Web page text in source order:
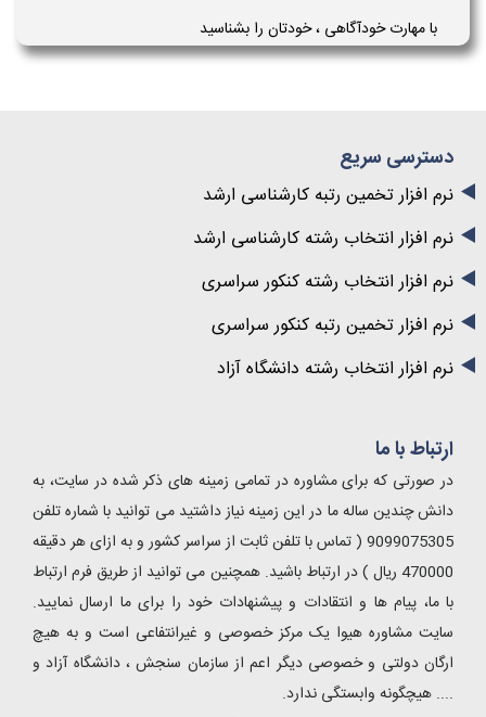
با مهارت خودآگاهی ، خودتان را بشناسید
دسترسی سریع
نرم افزار تخمین رتبه کارشناسی ارشد
نرم افزار انتخاب رشته کارشناسی ارشد
نرم افزار انتخاب رشته کنکور سراسری
نرم افزار تخمین رتبه کنکور سراسری
نرم افزار انتخاب رشته دانشگاه آزاد
ارتباط با ما
در صورتی که برای مشاوره در تمامی زمینه های ذکر شده در سایت، به
دانش چندین ساله ما در این زمینه نیاز داشتید می توانید با شماره تلفن
9099075305 ( تماس با تلفن ثابت از سراسر کشور و به ازای هر دقیقه
470000 ریال ) در ارتباط باشید. همچنین می توانید از طریق فرم ارتباط
با ما، پیام ها و انتقادات و پیشنهادات خود را برای ما ارسال نمایید.
سایت مشاوره هیوا یک مرکز خصوصی و غیرانتفاعی است و به هیچ
ارگان دولتی و خصوصی دیگر اعم از سازمان سنجش ، دانشگاه آزاد و
.... هیچگونه وابستگی ندارد.